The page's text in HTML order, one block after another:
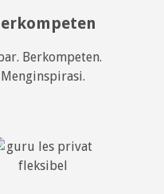
Berkompeten.
Menginspirasi.